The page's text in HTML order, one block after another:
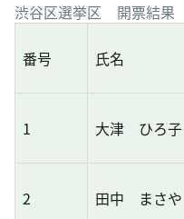
渋谷区選挙区 開票結果
番号 氏名
1 大津 ひろ子
2 田中 まさや